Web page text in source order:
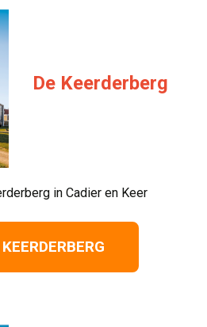
De Keerderberg
in Cadier en Keer